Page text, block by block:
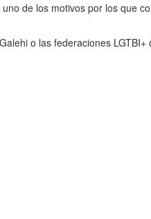
de los motivos por los que
o las federaciones